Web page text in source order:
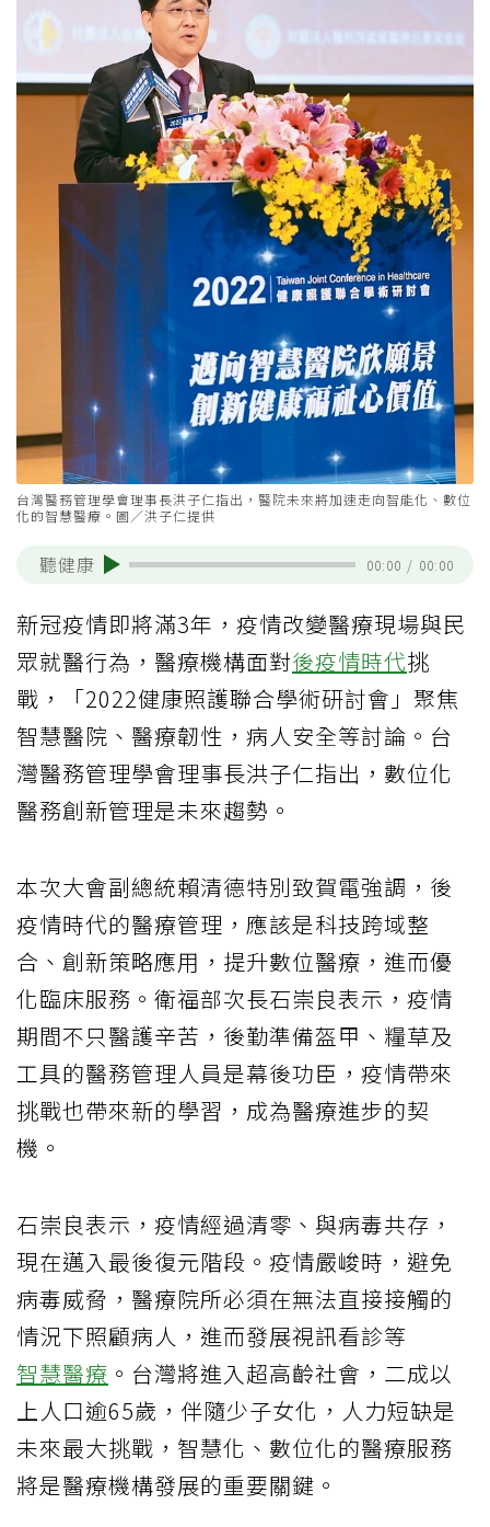
台灣醫務管理學會理事長洪子仁指出，醫院未來將加速走向智能化、數位
化的智慧醫療。圖／洪子仁提供
聽健康 00:00 / 00:00
新冠疫情即將滿3年，疫情改變醫療現場與民
眾就醫行為，醫療機構面對後疫情時代挑
戰，「2022健康照護聯合學術研討會」聚焦
智慧醫院、醫療韌性，病人安全等討論。台
灣醫務管理學會理事長洪子仁指出，數位化
醫務創新管理是未來趨勢。
本次大會副總統賴清德特別致賀電強調，後
疫情時代的醫療管理，應該是科技跨域整
合、創新策略應用，提升數位醫療，進而優
化臨床服務。衛福部次長石崇良表示，疫情
期間不只醫護辛苦，後勤準備盔甲、糧草及
工具的醫務管理人員是幕後功臣，疫情帶來
挑戰也帶來新的學習，成為醫療進步的契
機。
石崇良表示，疫情經過清零、與病毒共存，
現在邁入最後復元階段。疫情嚴峻時，避免
病毒威脅，醫療院所必須在無法直接接觸的
情況下照顧病人，進而發展視訊看診等
智慧醫療 。台灣將進入超高齡社會，二成以
上人口逾65歲，伴隨少子女化，人力短缺是
未來最大挑戰，智慧化、數位化的醫療服務
將是醫療機構發展的重要關鍵。